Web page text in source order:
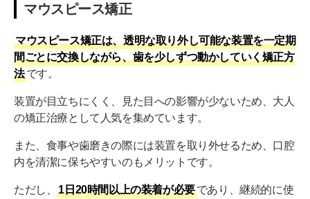
マウスピース矯正
マウスピース矯正は、透明な取り外し可能な装置を一定期
間ごとに交換しながら、歯を少しずつ動かしていく矯正方
法です。
装置が目立ちにくく、見た目への影響が少ないため、大人
の矯正治療として人気を集めています。
また、食事や歯磨きの際には装置を取り外せるため、口腔
内を清潔に保ちやすいのもメリットです。
ただし、 1日20時間以上の装着が必要であり、継続的に使